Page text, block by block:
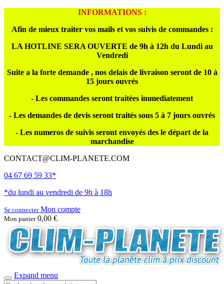
INFORMATIONS :
Afin de mieux traiter vos mails et vos suivis de commandes :
LA HOTLINE SERA OUVERTE de 9h à 12h du Lundi au
Vendredi
Suite a la forte demande , nos delais de livraison seront de 10 à
15 jours ouvrés
- Les commandes seront traitées immediatement
- Les demandes de devis seront traités sous 5 à 7 jours ouvrés
- Les numeros de suivis seront envoyés des le départ de la
marchandise
CONTACT@CLIM-PLANETE.COM
04 67 69 59 33*
*du lundi au vendredi de 9h à 18h
Se connecterMon compte
Mon panier 0,00 €
Expand menu